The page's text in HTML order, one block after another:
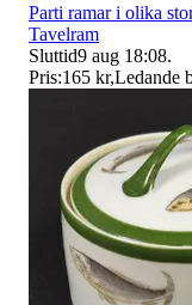
Parti ramar i olika
Tavelram
Sluttid9 aug 18:08.
Pris:165 kr,Ledande